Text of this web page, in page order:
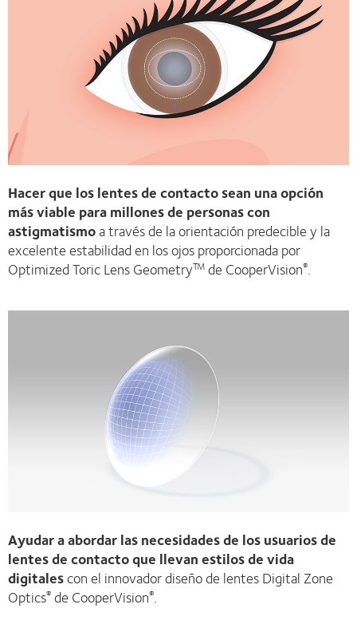
Hacer que los lentes de contacto sean una opción
más viable para millones de personas con
astigmatismoa través de la orientación predecible y la
excelente estabilidad en los ojos proporcionada por
Optimized Toric Lens GeometryTM de CooperVision®.
Ayudar a abordar las necesidades de los usuarios de
lentes de contacto que llevan estilos de vida
digitalescon el innovador diseño de lentes Digital Zone
Optics® de CooperVision®.